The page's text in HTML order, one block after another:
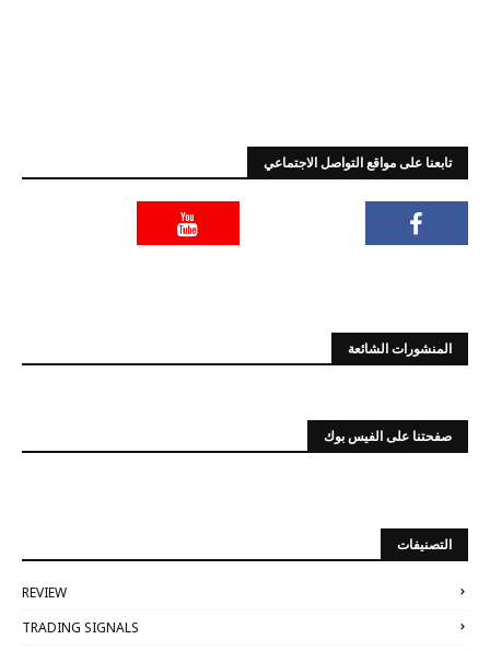
تابعنا على مواقع التواصل الاجتماعي
المنشورات الشائعة
صفحتنا على الفيس بوك
التصنيفات
REVIEW
TRADING SIGNALS